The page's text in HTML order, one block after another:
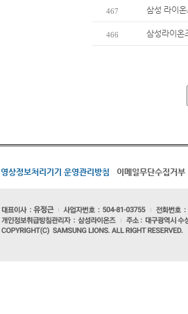
467 삼성 라이
466 삼성라이온
영상정보처리기기 운영관리방침 이메일무단수집거부